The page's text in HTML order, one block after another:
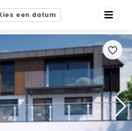
een datum